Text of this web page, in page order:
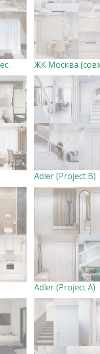
ЖК Актёр (совместно с дизайн-студией Creazon)
Adler (Project B)
Adler (Project A)